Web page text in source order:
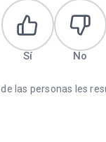
Sí No
de las personas les